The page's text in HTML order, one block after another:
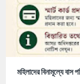
মহিলাদের বিনামূল্যে